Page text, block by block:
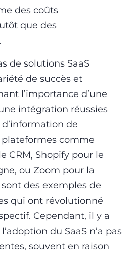
des coûts
que des
de solutions SaaS
de succès et
l’importance d’une
intégration réussies
de
plateformes comme
CRM, Shopify pour le
ou Zoom pour la
des exemples de
qui ont révolutionné
Cependant, il y a
du SaaS n’a pas
souvent en raison